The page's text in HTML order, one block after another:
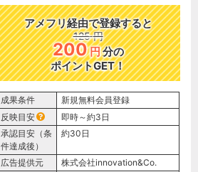
アメフリ経由で登録すると
125 円
200円分の
ポイントGET！
成果条件
新規無料会員登録
反映目安
即時～約3日
承認目安（条
件達成後）
約30日
広告提供元
株式会社innovation&Co.